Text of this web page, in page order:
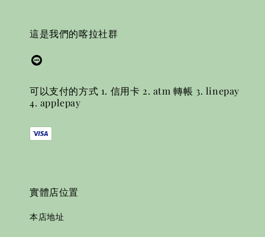
這是我們的喀拉社群
可以支付的方式 1. 信用卡 2. atm 轉帳 3. linepay
4. applepay
實體店位置
本店地址